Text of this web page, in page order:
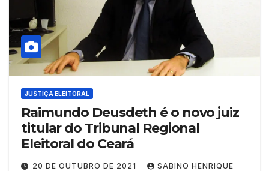
JUSTIÇA ELEITORAL
Raimundo Deusdeth é o novo juiz
titular do Tribunal Regional
Eleitoral do Ceará
20 DE OUTUBRO DE 2021 SABINO HENRIQUE